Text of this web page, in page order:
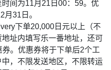
间为11月21日00：59。优
31日。
下单20,000日元以上（不
址内填写乐一番地址，还可
。优惠券将于下单后2个工
，不限发送地区，不限转运